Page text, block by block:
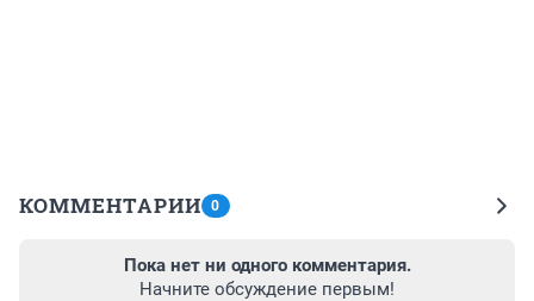
КОММЕНТАРИИ 0
Пока нет ни одного комментария.
Начните обсуждение первым!